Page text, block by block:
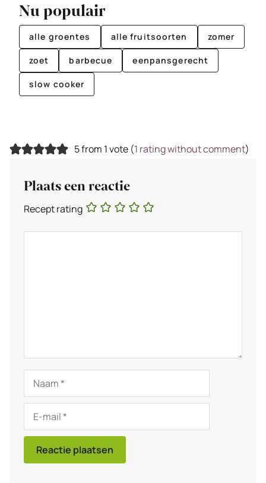
Nu populair
alle groentes alle fruitsoorten zomer
zoet barbecue eenpansgerecht
slow cooker
5 from 1 vote (1 rating without comment)
Plaats een reactie
Recept rating
Naam
mail